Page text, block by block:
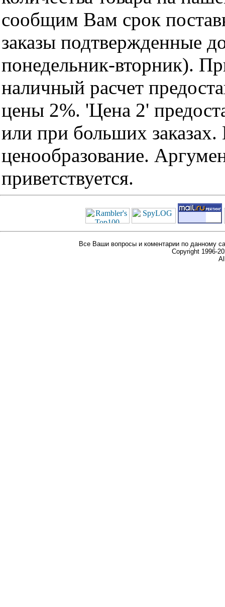
сообщим Вам срок
заказы подтвержденные
понедельник-вторник).
наличный расчет
цены 2%. 'Цена 2'
или при больших
ценообразование.
приветствуется.
Все Ваши вопросы и коментарии по данному
Copyright 1996-